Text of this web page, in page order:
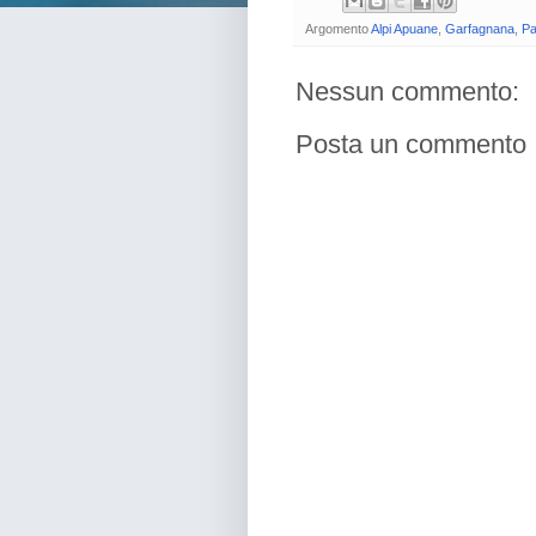
ArgomentoAlpi Apuane Garfagnana
Nessun commento:
Posta un commento